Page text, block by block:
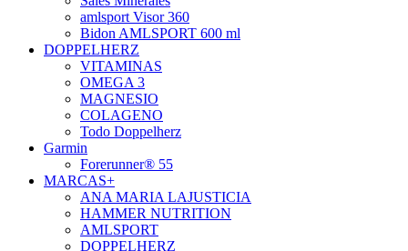
amlsport Visor 360
Bidon AMLSPORT 600 ml
DOPPELHERZ
VITAMINAS
OMEGA 3
MAGNESIO
COLAGENO
Todo Doppelherz
Garmin
Forerunner® 55
MARCAS+
ANA MARIA LAJUSTICIA
HAMMER NUTRITION
AMLSPORT
DOPPELHERZ